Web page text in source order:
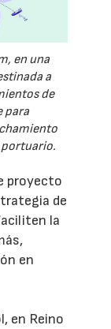
en una
a
de
para
proyecto
de
la
en
en Reino